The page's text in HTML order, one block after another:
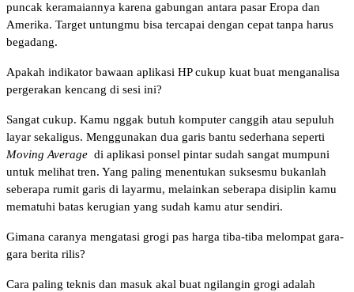
puncak keramaiannya karena gabungan antara pasar Eropa dan
Amerika. Target untungmu bisa tercapai dengan cepat tanpa harus
begadang.
Apakah indikator bawaan aplikasi HP cukup kuat buat menganalisa
pergerakan kencang di sesi ini?
Sangat cukup. Kamu nggak butuh komputer canggih atau sepuluh
Moving Average di aplikasi ponsel pintar sudah sangat mumpuni
untuk melihat tren. Yang paling menentukan suksesmu bukanlah
seberapa rumit garis di layarmu, melainkan seberapa disiplin kamu
mematuhi batas kerugian yang sudah kamu atur sendiri.
Gimana caranya mengatasi grogi pas harga tiba-tiba melompat gara-
gara berita rilis?
Cara paling teknis dan masuk akal buat ngilangin grogi adalah